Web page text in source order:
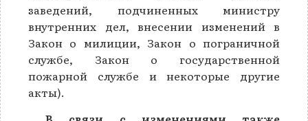
заведений, подчиненных министру
внутренних дел, внесении изменений в
Закон о милиции, Закон о пограничной
службе, Закон о государственной
пожарной службе и некоторые другие
акты).